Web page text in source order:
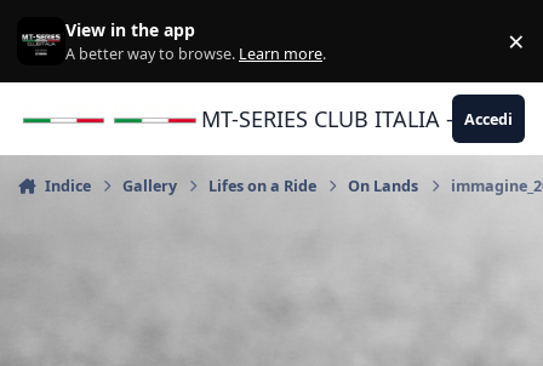
View in the app
A better way to browse. Learn more. ×
MT-SERIES CLUB ITALIA -Accedi
Indice Gallery Lifes on a Ride On Lands